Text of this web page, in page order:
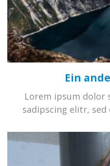
Ein
Lorem ipsum dolor
sadipscing elitr,